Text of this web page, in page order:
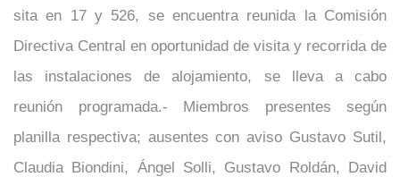
sita en 17 y 526, se encuentra reunida la Comisión
Directiva Central en oportunidad de visita y recorrida de
las instalaciones de alojamiento, se lleva a cabo
reunión programada.- Miembros presentes según
planilla respectiva; ausentes con aviso Gustavo Sutil,
Claudia Biondini, Ángel Solli, Gustavo Roldán, David